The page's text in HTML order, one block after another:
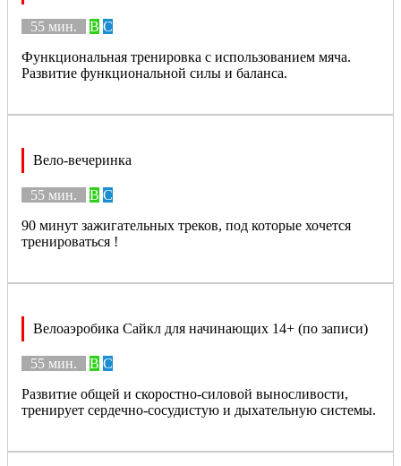
55 мин. B C
Функциональная тренировка с использованием мяча.
Развитие функциональной силы и баланса.
Вело-вечеринка
55 мин. B C
90 минут зажигательных треков, под которые хочется
тренироваться !
Велоаэробика Сайкл для начинающих 14+ (по записи)
55 мин. B C
Развитие общей и скоростно-силовой выносливости,
тренирует сердечно-сосудистую и дыхательную системы.